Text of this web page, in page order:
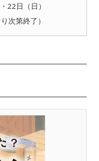
22日（日）
次第終了）